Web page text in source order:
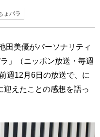
ょパラ
田美優がパーソナリティ
」（ニッポン放送・毎週
週12月6日の放送で、に
迎えたことの感想を語っ